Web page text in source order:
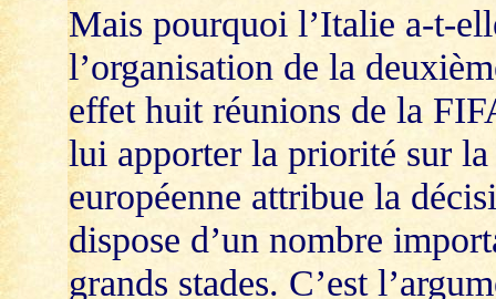
Mais pourquoi l’Italie a-t-
l’organisation de la
effet huit réunions de la
lui apporter la priorité sur
européenne attribue la
dispose d’un nombre
grands stades. C’est